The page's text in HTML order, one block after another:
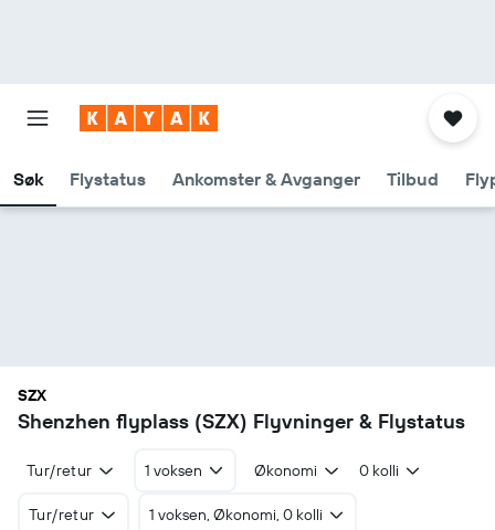
Søk Flystatus Ankomster & Avganger Tilbud
SZX
Shenzhen flyplass (SZX) Flyvninger & Flystatus
Tur/retur 1 voksen Økonomi 0 kolli
Tur/retur 1 voksen, Økonomi, 0 kolli